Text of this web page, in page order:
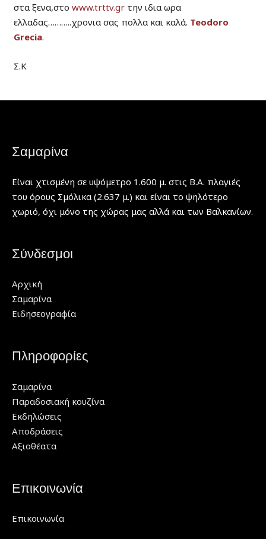
στα ξενα,στοwww.trttv.gr την ιδια ωρα
ελλαδας………..χρονια σας πολλα και καλά. Teodoro
Grecia.
Σ.Κ
Σαμαρίνα
Είναι χτισμένη σε υψόμετρο 1.600 μ. στις Β.Α. πλαγιές
του όρους Σμόλικα (2.637 μ.) και είναι το ψηλότερο
χωριό, όχι μόνο της χώρας μας αλλά και των Βαλκανίων.
Σύνδεσμοι
Αρχική
Σαμαρίνα
Ειδησεογραφία
Πληροφορίες
Σαμαρίνα
Παραδοσιακή κουζίνα
Εκδηλώσεις
Αποδράσεις
Αξιοθέατα
Επικοινωνία
Επικοινωνία